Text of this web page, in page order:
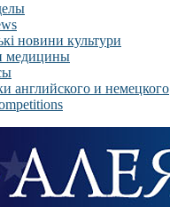
новини культури
медицины
английского и немецкого